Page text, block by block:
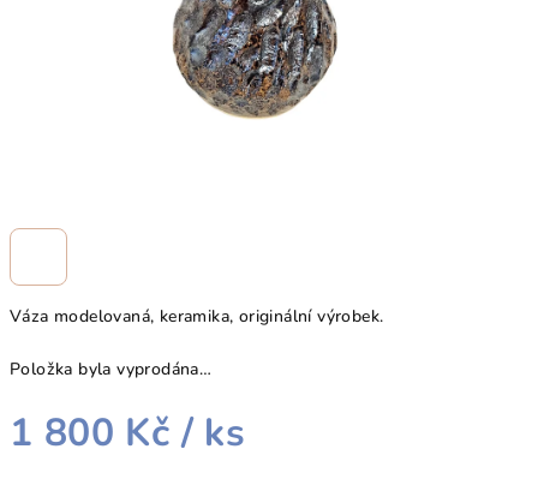
Váza modelovaná, keramika, originální výrobek.
Položka byla vyprodána…
1 800 Kč/ ks